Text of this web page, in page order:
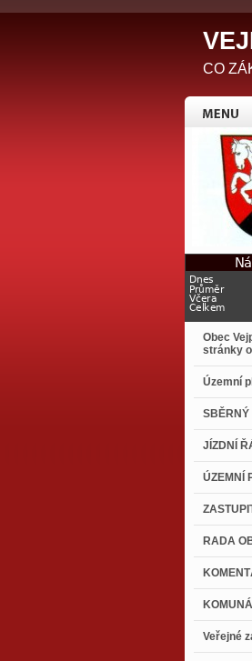
V
CO
Obec
stránky
Územní
SBĚRNÝ
JÍZDNÍ
ÚZEMNÍ
RADA
Veřejné